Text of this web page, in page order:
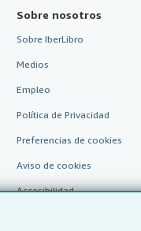
Sobre nosotros
Sobre IberLibro
Medios
Empleo
Política de Privacidad
Preferencias de cookies
Aviso de cookies
Accesibilidad